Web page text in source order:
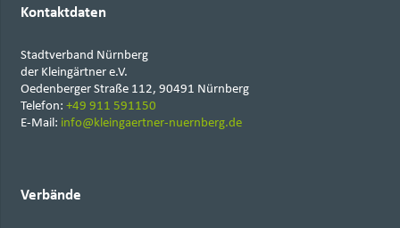
Kontaktdaten
Stadtverband Nürnberg
der Kleingärtner e.V.
Oedenberger Straße 112, 90491 Nürnberg
Telefon: +49 911 591150
E-Mail: info@kleingaertner-nuernberg.de
Verbände